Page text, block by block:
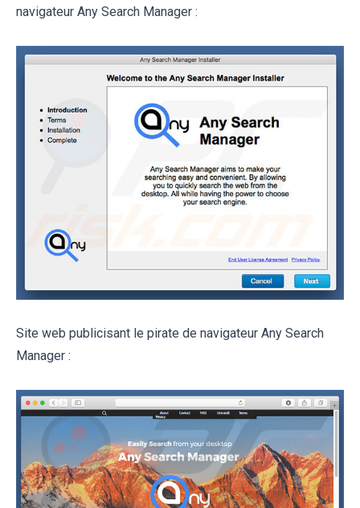
navigateur Any Search Manager :
Site web publicisant le pirate de navigateur Any Search
Manager :